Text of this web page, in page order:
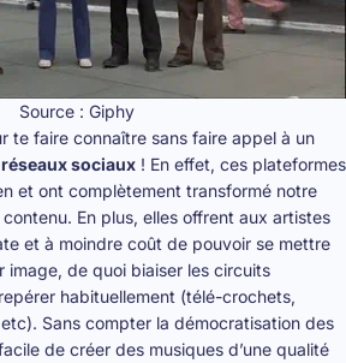
Source : Giphy
te faire connaître sans faire appel à un
sociaux ! En effet, ces plateformes
et ont complètement transformé notre
En plus, elles offrent aux artistes
et à moindre coût de pouvoir se mettre
image, de quoi biaiser les circuits
habituellement (télé-crochets,
Sans compter la démocratisation des
de créer des musiques d’une qualité